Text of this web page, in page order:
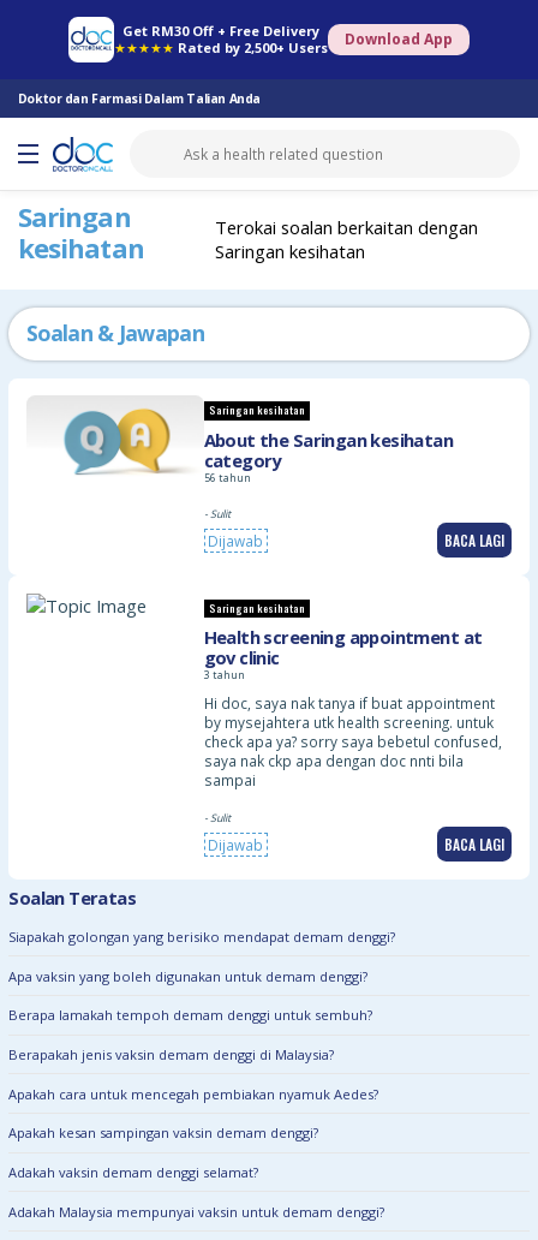
Get RM30 Off + Free Delivery
★★★★★ Rated by 2,500+ Users Download App
Doktor dan Farmasi Dalam Talian Anda
Farmasi Online Konsult Doktor Saringan Kesihatan Konsult Pakar
Saringan
kesihatan
Terokai soalan berkaitan dengan
Saringan kesihatan
Soalan & Jawapan
Saringan kesihatan
About the Saringan kesihatan
category
56 tahun
- Sulit
Dijawab BACA LAGI
Saringan kesihatan
Health screening appointment at
gov clinic
3 tahun
Hi doc, saya nak tanya if buat appointment
by mysejahtera utk health screening. untuk
check apa ya? sorry saya bebetul confused,
saya nak ckp apa dengan doc nnti bila
sampai
- Sulit
Dijawab BACA LAGI
Soalan Teratas
Siapakah golongan yang berisiko mendapat demam denggi?
Apa vaksin yang boleh digunakan untuk demam denggi?
Berapa lamakah tempoh demam denggi untuk sembuh?
Berapakah jenis vaksin demam denggi di Malaysia?
Apakah cara untuk mencegah pembiakan nyamuk Aedes?
Apakah kesan sampingan vaksin demam denggi?
Adakah vaksin demam denggi selamat?
Adakah Malaysia mempunyai vaksin untuk demam denggi?